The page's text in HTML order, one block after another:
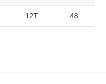
12T 48